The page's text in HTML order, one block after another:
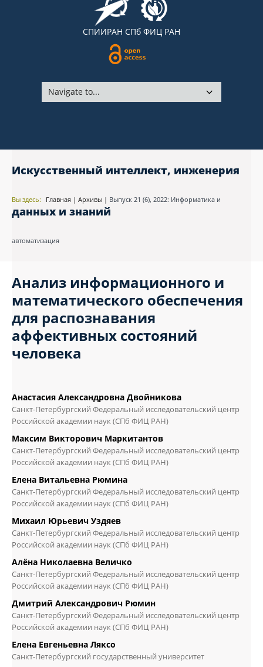
СПИИРАН СПб ФИЦ РАН
Искусственный интеллект, инженерия
данных и знаний
Вы здесь: Главная | Архивы | Выпуск 21 (6), 2022: Информатика и
автоматизация
Анализ информационного и
математического обеспечения
для распознавания
аффективных состояний
человека
Анастасия Александровна Двойникова
Санкт-Петербургский Федеральный исследовательский центр
Российской академии наук (СПб ФИЦ РАН)
Максим Викторович Маркитантов
Санкт-Петербургский Федеральный исследовательский центр
Российской академии наук (СПб ФИЦ РАН)
Елена Витальевна Рюмина
Санкт-Петербургский Федеральный исследовательский центр
Российской академии наук (СПб ФИЦ РАН)
Михаил Юрьевич Уздяев
Санкт-Петербургский Федеральный исследовательский центр
Российской академии наук (СПб ФИЦ РАН)
Алёна Николаевна Величко
Санкт-Петербургский Федеральный исследовательский центр
Российской академии наук (СПб ФИЦ РАН)
Дмитрий Александрович Рюмин
Санкт-Петербургский Федеральный исследовательский центр
Российской академии наук (СПб ФИЦ РАН)
Елена Евгеньевна Ляксо
Санкт-Петербургский государственный университет